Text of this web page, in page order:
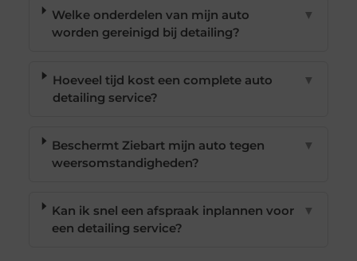
Welke onderdelen van mijn auto
worden gereinigd bij detailing?
▼
Hoeveel tijd kost een complete auto
detailing service?
▼
Beschermt Ziebart mijn auto tegen
weersomstandigheden?
▼
Kan ik snel een afspraak inplannen voor
een detailing service?
▼